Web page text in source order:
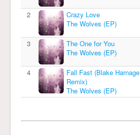
2
Crazy Love
The Wolves (EP)
3
The One for You
The Wolves (EP)
4
Fall Fast (Blake Harnage
Remix)
The Wolves (EP)